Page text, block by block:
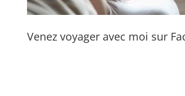
Venez voyager avec moi sur